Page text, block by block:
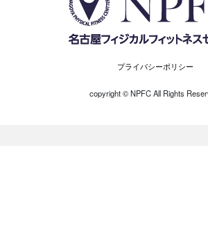
プライバシーポリシー
copyright ©︎ NPFC All Rights